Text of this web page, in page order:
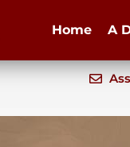
Home A